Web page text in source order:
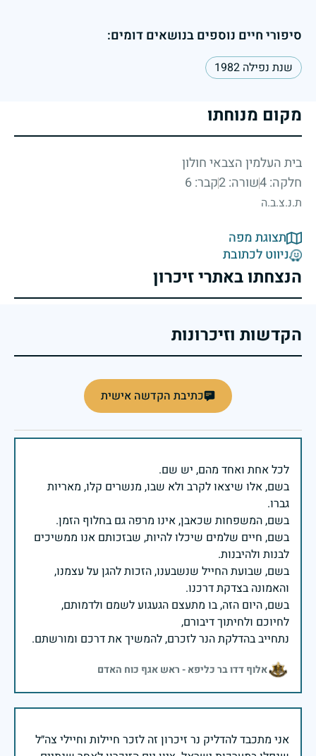
סיפורי חיים נוספים בנושאים דומים:
שנת נפילה 1982
מקום מנוחתו
בית העלמין הצבאי חולון
חלקה: 4
שורה: 2 קבר: 6
ת.נ.צ.ב.ה
תצוגת מפה
ניווט לכתובת
הנצחתו באתרי זיכרון
הקדשות וזיכרונות
כתיבת הקדשה אישית
בשם, אלו שיצאו לקרב ולא שבו, מנשרים קלו, מאריות
בשם, חיים שלמים שיכלו להיות, שבזכותם אנו ממשיכים
בשם, שבועת החייל שנשבענו, הזכות להגן על עצמנו,
בשם, היום הזה, בו מתעצם הגעגוע לשמם ולדמותם,
נתחייב בהדלקת הנר לזכרם, להמשיך את דרכם ומורשתם.
אלוף דדו בר כליפא - ראש אגף כוח האדם
אני מתכבד להדליק נר זיכרון זה לזכר חיילות וחיילי צה״ל